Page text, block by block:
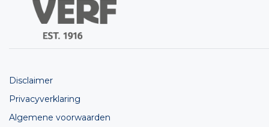
Disclaimer
Privacyverklaring
Algemene voorwaarden